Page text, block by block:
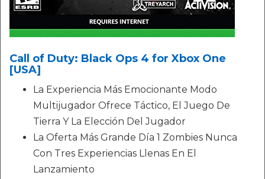
Call of Duty: Black Ops 4 for Xbox One
[USA]
La Experiencia Más Emocionante Modo
Multijugador Ofrece Táctico, El Juego De
Tierra Y La Elección Del Jugador
La Oferta Más Grande Día 1 Zombies Nunca
Con Tres Experiencias Llenas En El
Lanzamiento